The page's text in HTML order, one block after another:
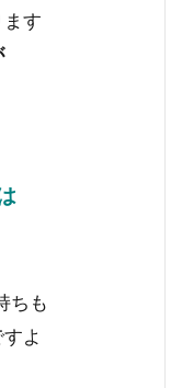
す
ちも
よ